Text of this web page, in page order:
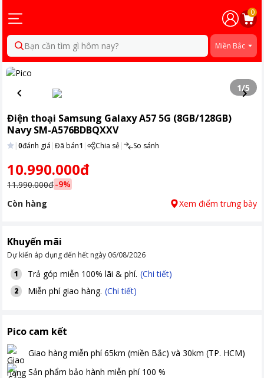
0
Bạn cần tìm gì hôm nay? Miền Bắc
1/5
Điện thoại Samsung Galaxy A57 5G (8GB/128GB)
Navy SM-A576BDBQXXV
|0đánh giá |Đã bán1 | Chia sẻ| So sánh
10.990.000đ
11.990.000đ-9%
Còn hàng
Xem điểm trưng bày
Khuyến mãi
Dự kiến áp dụng đến hết ngày 06/08/2026
1
Trả góp miễn 100% lãi & phí. (Chi tiết)
2 Miễn phí giao hàng. (Chi tiết)
Pico cam kết
Giao hàng miễn phí 65km (miền Bắc) và 30km (TP. HCM)
Sản phẩm bảo hành miễn phí 100 %